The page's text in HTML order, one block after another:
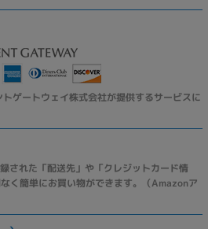
ゲートウェイ株式会社が提供するサービスに
された「配送先」や「クレジットカード情
く簡単にお買い物ができます。（Amazonア